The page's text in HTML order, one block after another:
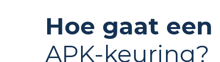
Hoe gaat een
APK-keuring?